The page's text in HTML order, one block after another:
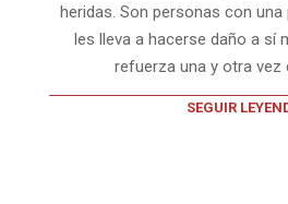
heridas. Son personas con
les lleva a hacerse daño a sí
refuerza una y otra vez
SEGUIR